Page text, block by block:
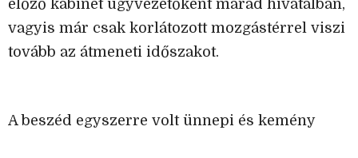
előző kabinet ügyvezetőként marad hivatalban,
vagyis már csak korlátozott mozgástérrel viszi
tovább az átmeneti időszakot.
A beszéd egyszerre volt ünnepi és kemény